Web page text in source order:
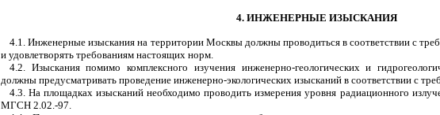
4. ИНЖЕНЕРНЫЕ ИЗЫСКАНИЯ
4.1. Инженерные изыскания на территории Москвы должны проводиться в соответствии с
и удовлетворять требованиям настоящих норм.
4.2. Изыскания помимо комплексного изучения инженерно-геологических и
должны предусматривать проведение инженерно-экологических изысканий в соответствии с
4.3. На площадках изысканий необходимо проводить измерения уровня радиационного
МГСН 2.02.-97.